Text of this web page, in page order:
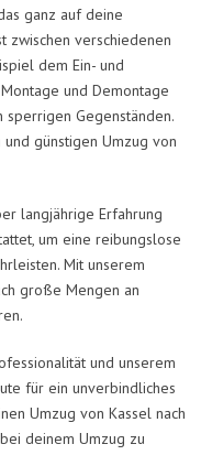
ganz auf deine
zwischen verschiedenen
dem Ein- und
und Demontage
Gegenständen.
günstigen Umzug von
langjährige Erfahrung
um eine reibungslose
Mit unserem
große Mengen an
und unserem
für ein unverbindliches
Umzug von Kassel nach
deinem Umzug zu